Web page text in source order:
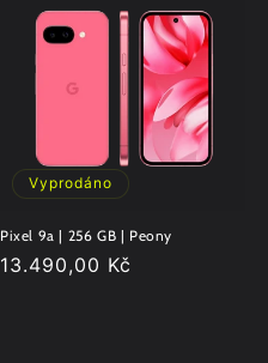
Vyprodáno
Pixel 9a | 256 GB | Peony
Běžná
13.490,00 Kč